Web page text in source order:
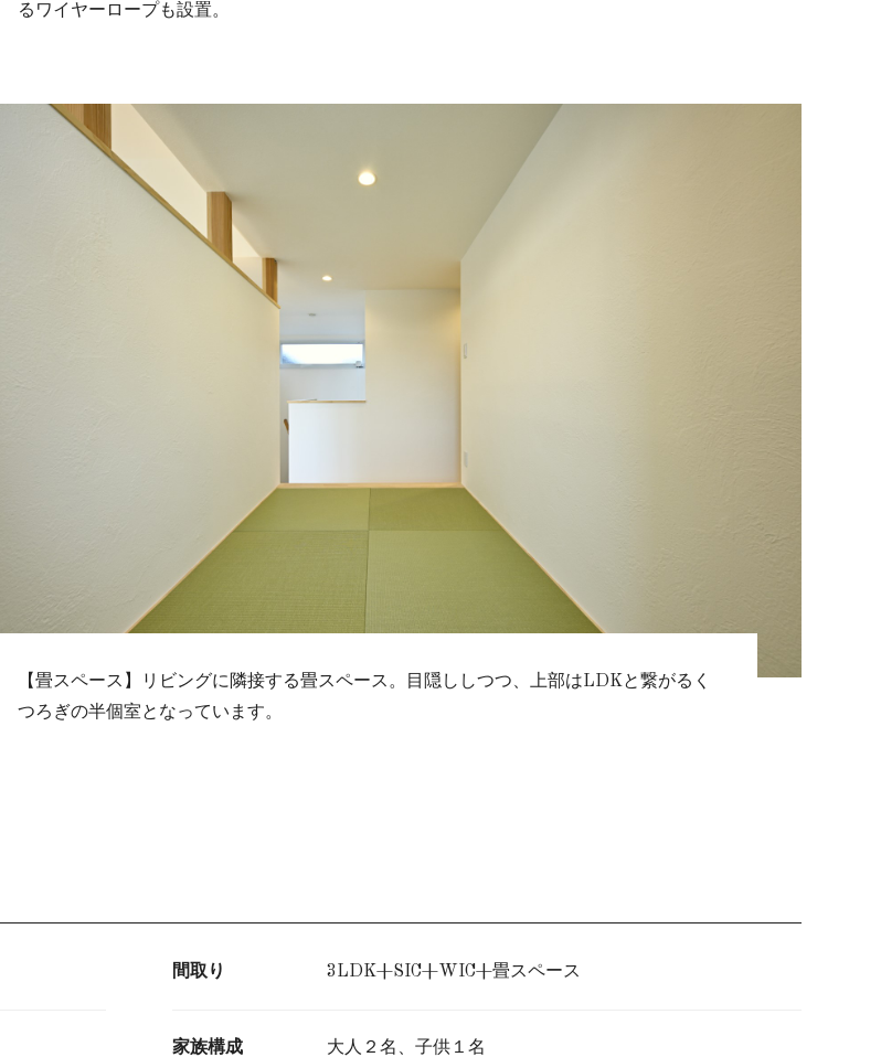
るワイヤーロープも設置。
【畳スペース】リビングに隣接する畳スペース。目隠ししつつ、上部はLDKと繋がるく
つろぎの半個室となっています。
間取り 3LDK+SIC+WIC+畳スペース
家族構成 大人２名、子供１名